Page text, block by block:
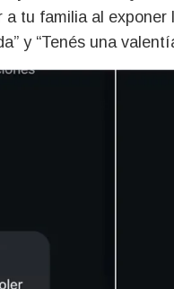
tu familia al exponer
y “Tenés una